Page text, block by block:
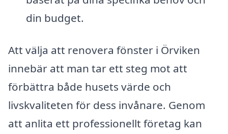
din budget.
Att välja att renovera fönster i Örviken
innebär att man tar ett steg mot att
förbättra både husets värde och
livskvaliteten för dess invånare. Genom
att anlita ett professionellt företag kan